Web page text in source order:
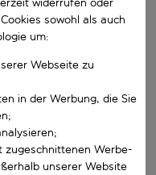
aus.
widerrufen oder
sowohl als auch
um:
Webseite zu
in der Werbung, die Sie
zugeschnittenen Werbe-
unserer Website